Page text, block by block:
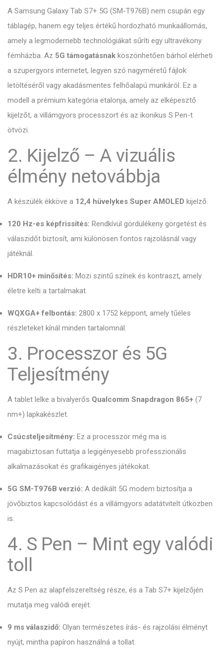
A Samsung Galaxy Tab S7+ 5G (SM-T976B) nem csupán egy
táblagép, hanem egy teljes értékű hordozható munkaállomás,
amely a legmodernebb technológiákat sűríti egy ultravékony
fémházba. Az 5G támogatásnak köszönhetően bárhol elérheti
a szupergyors internetet, legyen szó nagyméretű fájlok
letöltéséről vagy akadásmentes felhőalapú munkáról. Ez a
modell a prémium kategória etalonja, amely az elképesztő
kijelzőt, a villámgyors processzort és az ikonikus S Pen-t
ötvözi.
2. Kijelző – A vizuális
élmény netovábbja
A készülék ékköve a 12,4 hüvelykes Super AMOLED kijelző.
120 Hz-es képfrissítés: Rendkívül gördülékeny görgetést és
válaszidőt biztosít, ami különösen fontos rajzolásnál vagy
játéknál.
HDR10+ minősítés: Mozi szintű színek és kontraszt, amely
életre kelti a tartalmakat.
WQXGA+ felbontás: 2800 x 1752 képpont, amely tűéles
részleteket kínál minden tartalomnál.
3. Processzor és 5G
Teljesítmény
A tablet lelke a bivalyerős Qualcomm Snapdragon 865+ (7
nm+) lapkakészlet.
Csúcsteljesítmény: Ez a processzor még ma is
magabiztosan futtatja a legigényesebb professzionális
alkalmazásokat és grafikaigényes játékokat.
5G SM-T976B verzió: A dedikált 5G modem biztosítja a
jövőbiztos kapcsolódást és a villámgyors adatátvitelt útközben
is.
4. S Pen – Mint egy valódi
toll
Az S Pen az alapfelszereltség része, és a Tab S7+ kijelzőjén
mutatja meg valódi erejét.
9 ms válaszidő: Olyan természetes írás- és rajzolási élményt
nyújt, mintha papíron használná a tollat.